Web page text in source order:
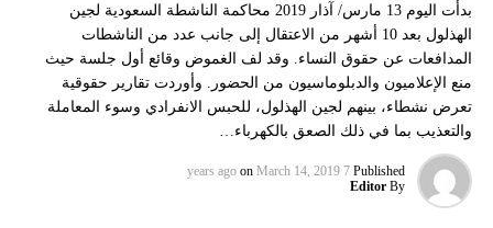
بدأت اليوم 13 مارس/ آذار 2019 محاكمة الناشطة السعودية لجين
الهذلول بعد 10 أشهر من الاعتقال إلى جانب عدد من الناشطات
المدافعات عن حقوق النساء. وقد لف الغموض وقائع أول جلسة حيث
منع الإعلاميون والدبلوماسيون من الحضور. وأوردت تقارير حقوقية
تعرض نشطاء، بينهم لجين الهذلول، للحبس الانفرادي وسوء المعاملة
والتعذيب بما في ذلك الصعق بالكهرباء…
Published
7 years ago
on March 14, 2019
By
Editor